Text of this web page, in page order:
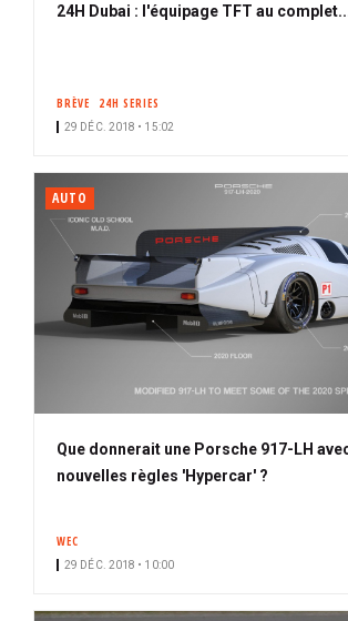
24H Dubai : l'équipage TFT au
BRÈVE 24H SERIES
29 DÉC. 2018 • 15:02
AUTO
Que donnerait une Porsche 917-LH
nouvelles règles 'Hypercar' ?
WEC
29 DÉC. 2018 • 10:00